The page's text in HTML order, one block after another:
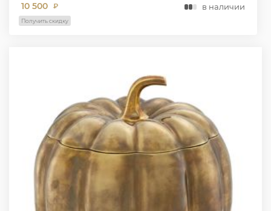
10 500 ₽ в наличии
Получить скидку